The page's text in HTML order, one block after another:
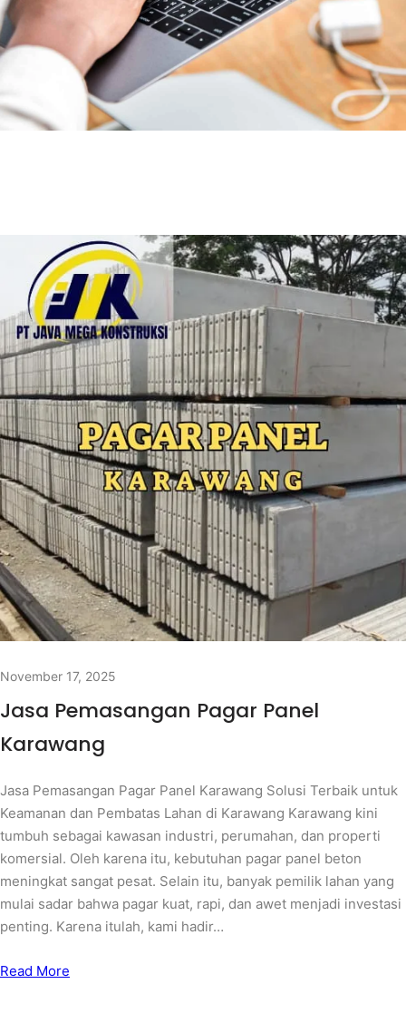
November 17, 2025
Jasa Pemasangan Pagar Panel
Karawang
Jasa Pemasangan Pagar Panel Karawang Solusi Terbaik untuk
Keamanan dan Pembatas Lahan di Karawang Karawang kini
tumbuh sebagai kawasan industri, perumahan, dan properti
komersial. Oleh karena itu, kebutuhan pagar panel beton
meningkat sangat pesat. Selain itu, banyak pemilik lahan yang
mulai sadar bahwa pagar kuat, rapi, dan awet menjadi investasi
penting. Karena itulah, kami hadir…
Read More